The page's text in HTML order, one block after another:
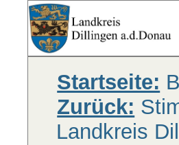
Startseite:
Zurück:
Landkreis